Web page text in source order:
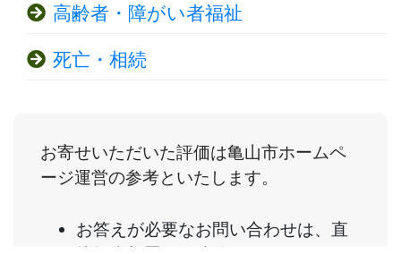
高齢者・障がい者福祉
死亡・相続